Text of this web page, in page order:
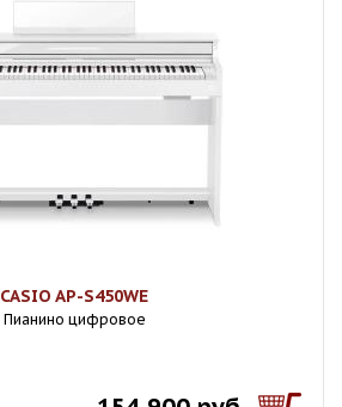
CASIO AP-S450WE
Пианино цифровое